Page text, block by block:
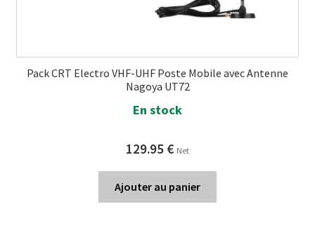
Pack CRT Electro VHF-UHF Poste Mobile avec Antenne
Nagoya UT72
En stock
129.95 € Net
Ajouter au panier